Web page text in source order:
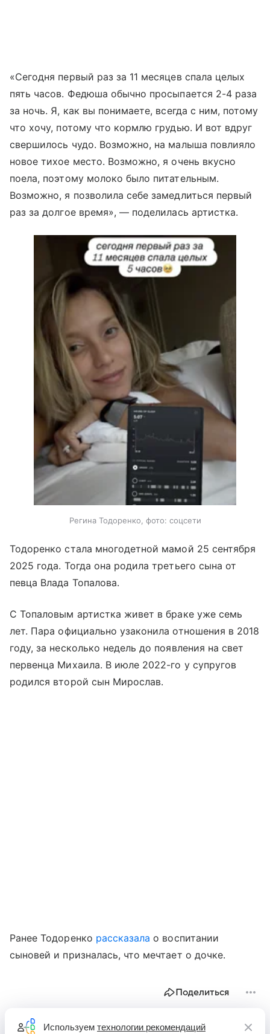
«Сегодня первый раз за 11 месяцев спала целых
пять часов. Федюша обычно просыпается 2-4 раза
за ночь. Я, как вы понимаете, всегда с ним, потому
что хочу, потому что кормлю грудью. И вот вдруг
свершилось чудо. Возможно, на малыша повлияло
новое тихое место. Возможно, я очень вкусно
поела, поэтому молоко было питательным.
Возможно, я позволила себе замедлиться первый
раз за долгое время», — поделилась артистка.
Регина Тодоренко, фото: соцсети
Тодоренко стала многодетной мамой 25 сентября
2025 года. Тогда она родила третьего сына от
певца Влада Топалова.
С Топаловым артистка живет в браке уже семь
лет. Пара официально узаконила отношения в 2018
году, за несколько недель до появления на свет
первенца Михаила. В июле 2022-го у супругов
родился второй сын Мирослав.
Ранее Тодоренко рассказала о воспитании
сыновей и призналась, что мечтает о дочке.
Поделиться
Используем технологии рекомендаций